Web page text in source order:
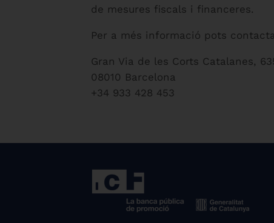
de mesures fiscals i financeres.
Per a més informació pots
Gran Via de les Corts Catalanes,
08010 Barcelona
+34 933 428 453